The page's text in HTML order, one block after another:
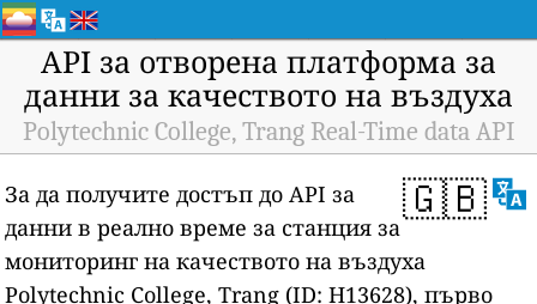
API за отворена платформа за
данни за качеството на въздуха
Polytechnic College, Trang Real-Time data API
🇬🇧
За да получите достъп до API за
данни в реално време за станция за
мониторинг на качеството на въздуха
Polytechnic College, Trang (ID: H13628), първо